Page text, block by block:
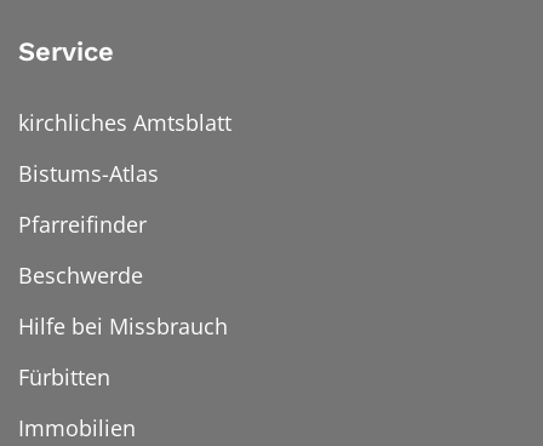
Service
kirchliches Amtsblatt
Bistums-Atlas
Pfarreifinder
Beschwerde
Hilfe bei Missbrauch
Fürbitten
Immobilien